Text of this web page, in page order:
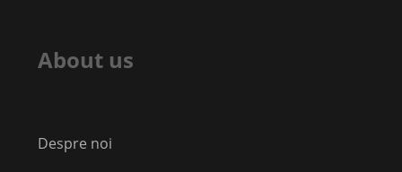
About us
Despre noi